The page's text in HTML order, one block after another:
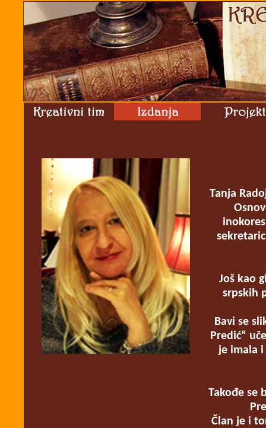
Tanja
Još kao
srpskih
Bavi se
Predić“
je imala
Takođe se
Član je i